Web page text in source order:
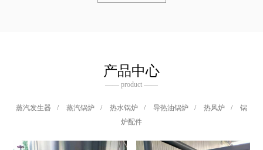
产品中心
—— product ——
蒸汽发生器 / 蒸汽锅炉 / 热水锅炉 / 导热油锅炉 / 热风炉 /
锅
炉配件